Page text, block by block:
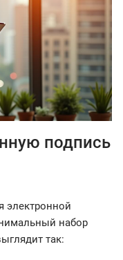
подпись
электронной
набор
так: